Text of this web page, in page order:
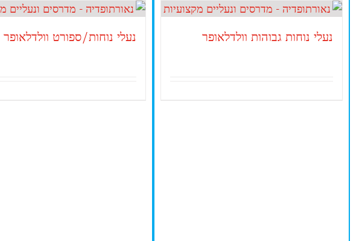
נעלי נוחות גבוהות וולדלאופר נעלי נוחות/ספורט וולדלאופר